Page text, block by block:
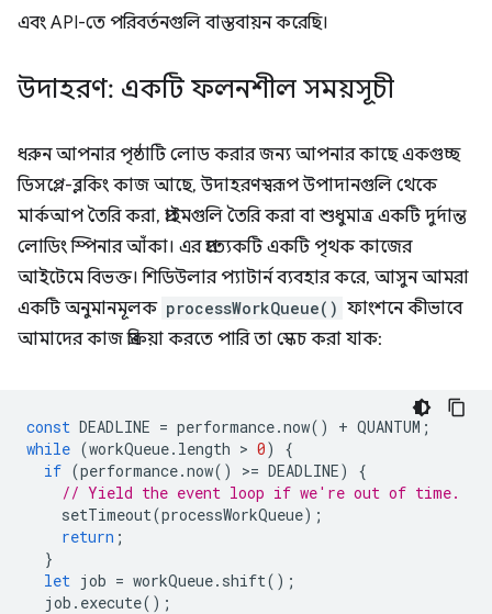
এবং API-তে পরিবর্তনগুলি বাস্তবায়ন করেছি।
উদাহরণ: একটি ফলনশীল সময়সূচী
ধরুন আপনার পৃষ্ঠাটি লোড করার জন্য আপনার কাছে একগুচ্ছ
ডিসপ্লে-ব্লকিং কাজ আছে, উদাহরণস্বরূপ উপাদানগুলি থেকে
মার্কআপ তৈরি করা, প্রাইমগুলি তৈরি করা বা শুধুমাত্র একটি দুর্দান্ত
লোডিং স্পিনার আঁকা। এর প্রত্যেকটি একটি পৃথক কাজের
আইটেমে বিভক্ত। শিডিউলার প্যাটার্ন ব্যবহার করে, আসুন আমরা
একটি অনুমানমূলক processWorkQueue() ফাংশনে কীভাবে
আমাদের কাজ প্রক্রিয়া করতে পারি তা স্কেচ করা যাক:
const DEADLINE = performance.now() + QUANTUM ;
while (workQueue. length > 0)
{
if (performance.now() >= DEADLINE)
{
// Yield the event loop if we're out of time.
setTimeout(processWorkQueue);
return ;
}
let job = workQueue. shift();
job . execute();